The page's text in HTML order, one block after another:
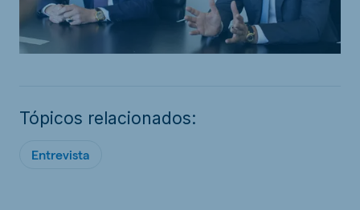
Tópicos relacionados:
Entrevista